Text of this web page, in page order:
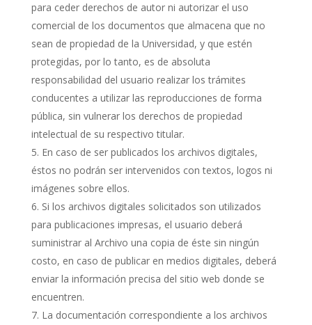
para ceder derechos de autor ni autorizar el uso
comercial de los documentos que almacena que no
sean de propiedad de la Universidad, y que estén
protegidas, por lo tanto, es de absoluta
responsabilidad del usuario realizar los trámites
conducentes a utilizar las reproducciones de forma
pública, sin vulnerar los derechos de propiedad
intelectual de su respectivo titular.
En caso de ser publicados los archivos digitales,
éstos no podrán ser intervenidos con textos, logos ni
imágenes sobre ellos.
Si los archivos digitales solicitados son utilizados
para publicaciones impresas, el usuario deberá
suministrar al Archivo una copia de éste sin ningún
costo, en caso de publicar en medios digitales, deberá
enviar la información precisa del sitio web donde se
encuentren.
La documentación correspondiente a los archivos